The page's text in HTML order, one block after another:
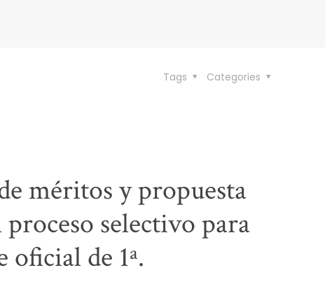
Categories
Tags
méritos y propuesta
selectivo para
oficial de 1ª.